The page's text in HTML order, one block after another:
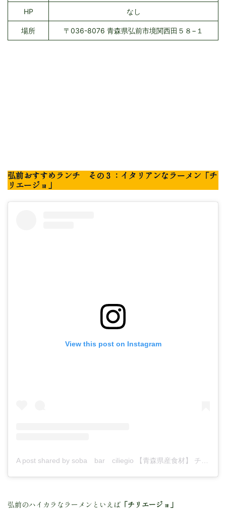
HP なし
場所 〒036-8076 青森県弘前市境関西田５８−１
弘前おすすめランチ その３：イタリアンなラーメン「チ
リエージョ」
View this post on Instagram
弘前のハイカラなラーメンといえば 「チリエージョ」